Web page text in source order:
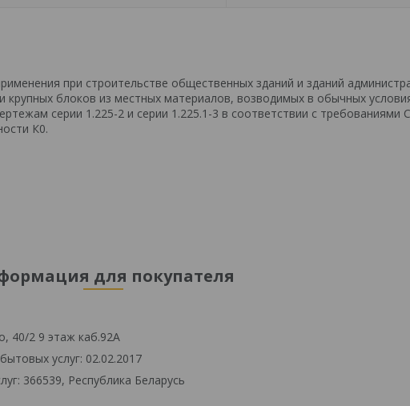
при строительстве общественных зданий и зданий
крупных блоков из местных материалов, возводимых в обычных
серии 1.225-2 и серии 1.225.1-3 в соответствии с требованиями
К0.
для покупателя
40/2 9 этаж каб.92А
услуг: 02.02.2017
366539, Республика Беларусь